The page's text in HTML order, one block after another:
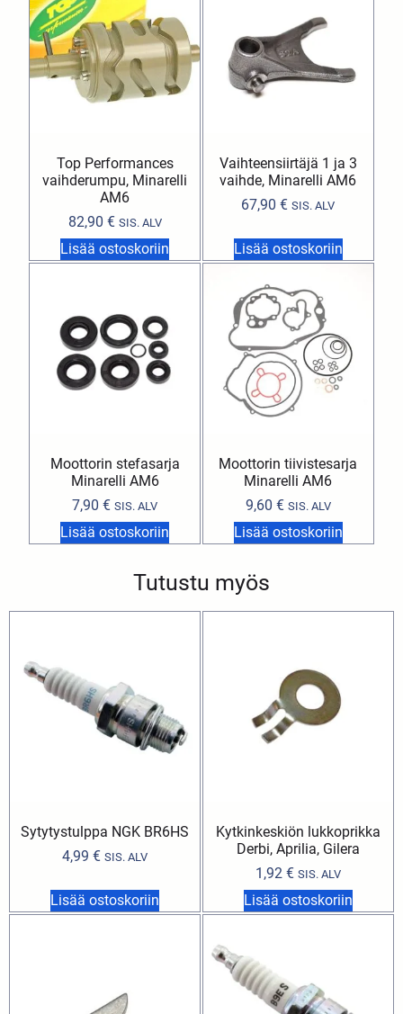
Top Performances
vaihderumpu, Minarelli
AM6
82,90 € SIS. ALV
Lisää ostoskoriin
Vaihteensiirtäjä 1 ja 3
vaihde, Minarelli AM6
67,90€ SIS. ALV
Lisää ostoskoriin
Moottorin stefasarja
Minarelli AM6
7,90€ SIS. ALV
Lisää ostoskoriin
Moottorin tiivistesarja
Minarelli AM6
9,60 € SIS. ALV
Lisää ostoskoriin
Tutustu myös
Sytytystulppa NGK BR6HS
4,99 € SIS. ALV
Lisää ostoskoriin
Kytkinkeskiön lukkoprikka
Derbi, Aprilia, Gilera
1,92 € SIS. ALV
Lisää ostoskoriin